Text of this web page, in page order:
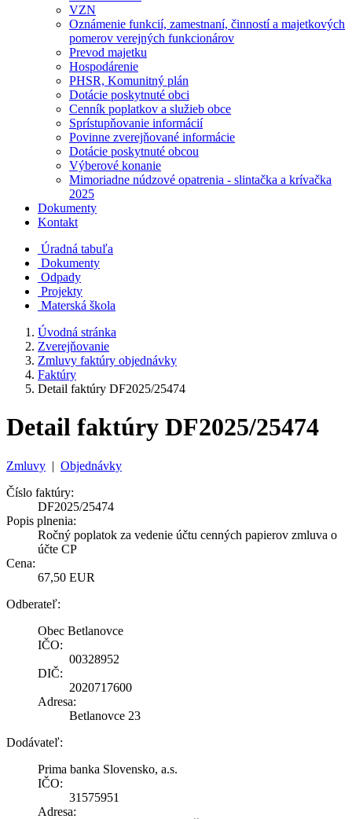
VZN
Oznámenie funkcií, zamestnaní, činností a majetkových
pomerov verejných funkcionárov
Prevod majetku
Hospodárenie
PHSR, Komunitný plán
Dotácie poskytnuté obci
Cenník poplatkov a služieb obce
Sprístupňovanie informácií
Povinne zverejňované informácie
Dotácie poskytnuté obcou
Výberové konanie
Mimoriadne núdzové opatrenia - slintačka a krívačka
2025
Dokumenty
Kontakt
Úradná tabuľa
Dokumenty
Odpady
Projekty
Materská škola
Úvodná stránka
Zverejňovanie
Zmluvy faktúry objednávky
Faktúry
Detail faktúry DF2025/25474
Detail faktúry DF2025/25474
Zmluvy | Objednávky
Číslo faktúry:
DF2025/25474
Popis plnenia:
Ročný poplatok za vedenie účtu cenných papierov zmluva o
účte CP
Cena:
67,50 EUR
Odberateľ:
Obec Betlanovce
IČO:
00328952
DIČ:
2020717600
Adresa:
Betlanovce 23
Dodávateľ:
Prima banka Slovensko, a.s.
IČO:
31575951
Adresa: